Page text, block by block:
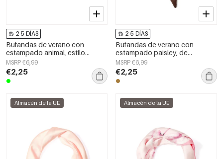
2-5 DÍAS
Bufandas de verano con
estampado animal, estilo
casual, de poliéster, accesorios
diarios
MSRP €6,99
€2,25
2-5 DÍAS
Bufandas de verano con
estampado paisley, de
poliéster, informales, para uso
diario.
MSRP €6,99
€2,25
Almacén de la UE Almacén de la UE